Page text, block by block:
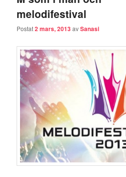
melodifestival
Postat2 mars, 2013avSanasi